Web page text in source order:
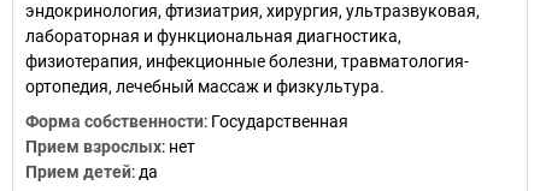
эндокринология, фтизиатрия, хирургия, ультразвуковая,
лабораторная и функциональная диагностика,
физиотерапия, инфекционные болезни, травматология-
ортопедия, лечебный массаж и физкультура.
Форма собственности: Государственная
Прием взрослых: нет
Прием детей: да